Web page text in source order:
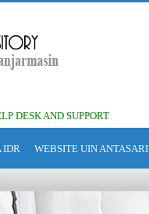
DESK AND SUPPORT
IDR WEBSITE UIN ANTASARI